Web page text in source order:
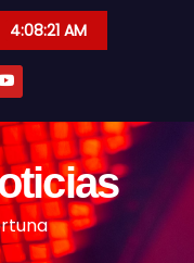
4:08:23 AM